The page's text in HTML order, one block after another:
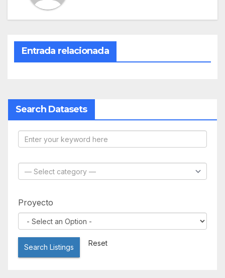
Entrada relacionada
Search Datasets
Proyecto
Search Listings Reset